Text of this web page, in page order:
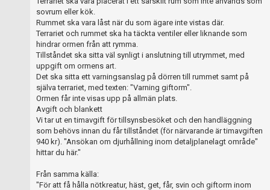
sovrum eller kök.
Rummet ska vara låst när du som ägare inte vistas där.
Terrariet och rummet ska ha täckta ventiler eller liknande som
hindrar ormen från att rymma.
Tillståndet ska sitta väl synligt i anslutning till utrymmet, med
uppgift om ormens art.
Det ska sitta ett varningsanslag på dörren till rummet samt på
själva terrariet, med texten: "Varning giftorm".
Ormen får inte visas upp på allmän plats.
Avgift och blankett
Vi tar ut en timavgift för tillsynsbesöket och den handläggning
som behövs innan du får tillståndet (för närvarande är timavgiften
940 kr). "Ansökan om djurhållning inom detaljplanelagt område"
hittar du här."
Från samma källa:
"För att få hålla nötkreatur, häst, get, får, svin och giftorm inom